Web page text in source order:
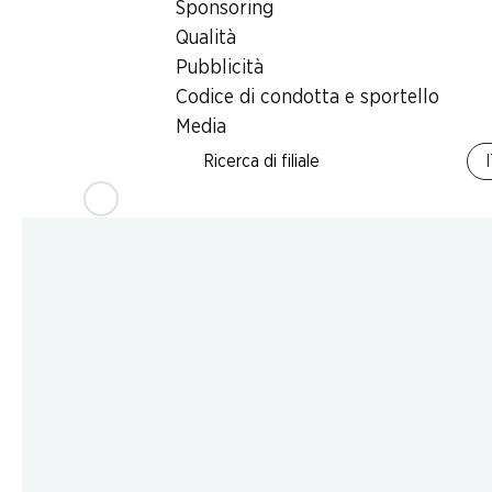
Sponsoring
Qualità
Pubblicità
Codice di condotta e sportello
Media
Ricerca di filiale